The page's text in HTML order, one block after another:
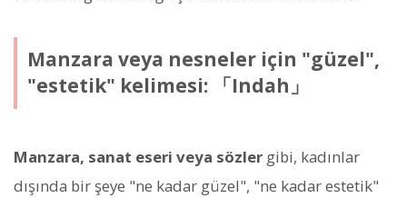
Manzara veya nesneler için "güzel",
"estetik" kelimesi: 「Indah」
Manzara, sanat eseri veya sözler gibi, kadınlar
dışında bir şeye "ne kadar güzel", "ne kadar estetik"